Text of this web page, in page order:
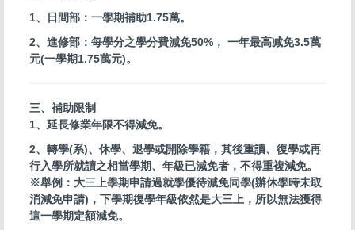
1、日間部：一學期補助1.75萬。
2、進修部：每學分之學分費減免50%， 一年最高减免3.5萬
元(一學期1.75萬元)。
三、補助限制
1、延長修業年限不得減免。
2、轉學(系)、休學、退學或開除學籍，其後重讀、復學或再
行入學所就讀之相當學期、年級已減免者，不得重複減免。
※舉例：大三上學期申請過就學優待減免同學(辦休學時未取
消減免申請)，下學期復學年級依然是大三上，所以無法獲得
這一學期定額減免。